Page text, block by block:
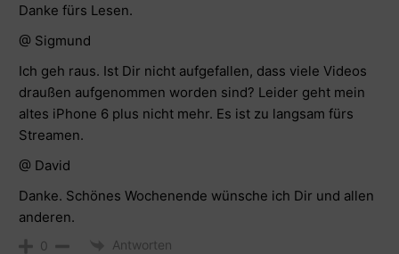
Danke fürs Lesen.
@ Sigmund
Ich geh raus. Ist Dir nicht aufgefallen, dass viele Videos
draußen aufgenommen worden sind? Leider geht mein
altes iPhone 6 plus nicht mehr. Es ist zu langsam fürs
Streamen.
@ David
Danke. Schönes Wochenende wünsche ich Dir und allen
anderen.
0 Antworten